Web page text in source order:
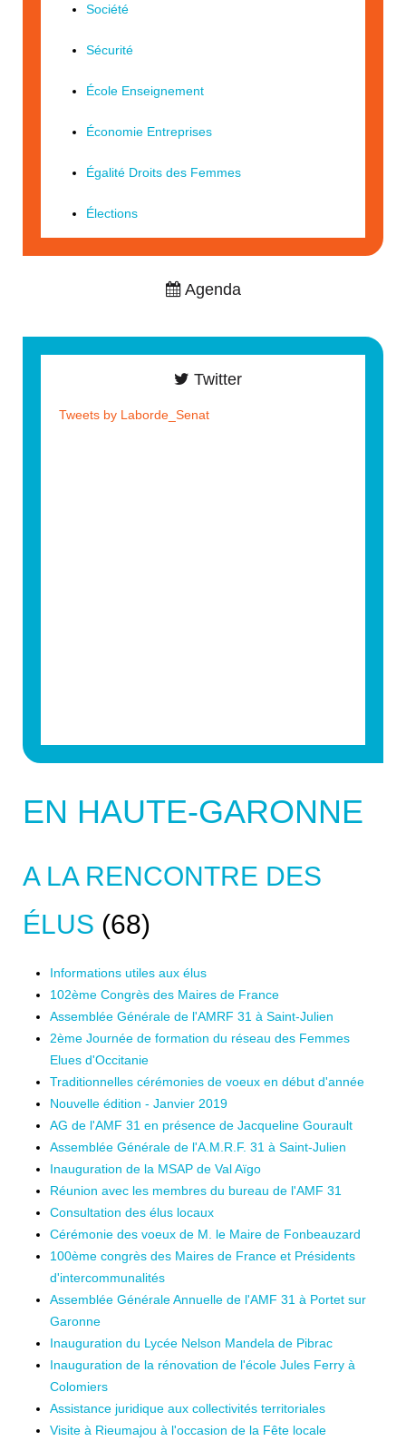
EN HAUTE-GARONNE
A LA RENCONTRE DES
ÉLUS (68)
Informations utiles aux élus
102ème Congrès des Maires de France
Assemblée Générale de l'AMRF 31 à Saint-Julien
2ème Journée de formation du réseau des Femmes
Elues d'Occitanie
Traditionnelles cérémonies de voeux en début d'année
Nouvelle édition - Janvier 2019
AG de l'AMF 31 en présence de Jacqueline Gourault
Assemblée Générale de l'A.M.R.F. 31 à Saint-Julien
Inauguration de la MSAP de Val Aïgo
Réunion avec les membres du bureau de l'AMF 31
Consultation des élus locaux
Cérémonie des voeux de M. le Maire de Fonbeauzard
100ème congrès des Maires de France et Présidents
d'intercommunalités
Assemblée Générale Annuelle de l'AMF 31 à Portet sur
Garonne
Inauguration du Lycée Nelson Mandela de Pibrac
Inauguration de la rénovation de l'école Jules Ferry à
Colomiers
Assistance juridique aux collectivités territoriales
Visite à Rieumajou à l'occasion de la Fête locale
Société
Sécurité
École Enseignement
Économie Entreprises
Égalité Droits des Femmes
Élections
Agenda
Twitter
Tweets by Laborde_Senat